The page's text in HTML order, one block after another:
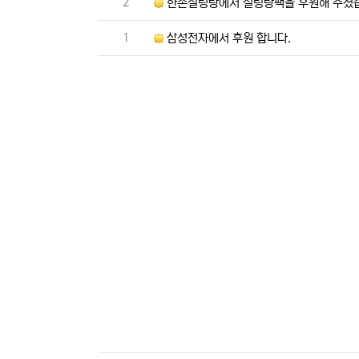
2 한촌설렁탕에서 설렁탕팩을 후원해 주셨
번호
1 삼성전자에서 후원 합니다.